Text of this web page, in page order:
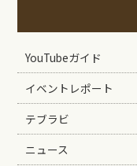
YouTubeガイド
イベントレポート
テブラビ
ニュース